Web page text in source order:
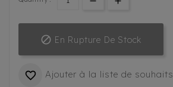
 En Rupture De Stock
 Ajouter à la liste de souhaits